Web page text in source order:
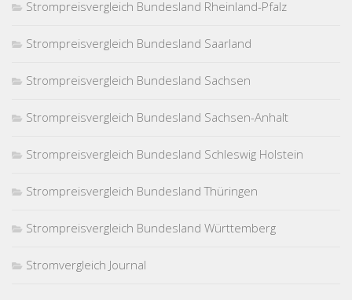
Strompreisvergleich Bundesland Rheinland-Pfalz
Strompreisvergleich Bundesland Saarland
Strompreisvergleich Bundesland Sachsen
Strompreisvergleich Bundesland Sachsen-Anhalt
Strompreisvergleich Bundesland Schleswig Holstein
Strompreisvergleich Bundesland Thüringen
Strompreisvergleich Bundesland Württemberg
Stromvergleich Journal